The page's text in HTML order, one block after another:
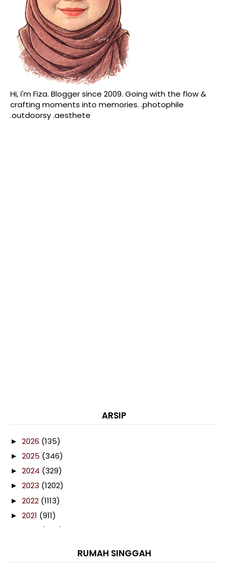
Hi, I'm Fiza. Blogger since 2009. Going with the flow &
crafting moments into memories. .photophile
.outdoorsy .aesthete
ARSIP
► 2026 (135)
► 2025 (346)
► 2024 (329)
► 2023 (1202)
► 2022 (1113)
► 2021 (911)
(460)
RUMAH SINGGAH